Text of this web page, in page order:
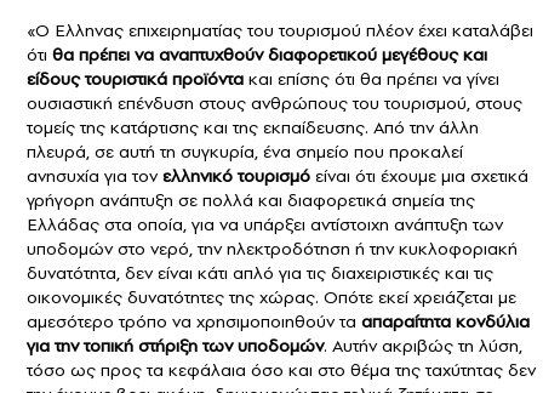
«Ο Ελληνας επιχειρηματίας του τουρισμού πλέον έχει καταλάβει
ότι θα πρέπει να αναπτυχθούν διαφορετικού μεγέθους και
είδους τουριστικά προϊόντα και επίσης ότι θα πρέπει να γίνει
ουσιαστική επένδυση στους ανθρώπους του τουρισμού, στους
τομείς της κατάρτισης και της εκπαίδευσης. Από την άλλη
πλευρά, σε αυτή τη συγκυρία, ένα σημείο που προκαλεί
ανησυχία για τονελληνικό τουρισμό είναι ότι έχουμε μια σχετικά
γρήγορη ανάπτυξη σε πολλά και διαφορετικά σημεία της
Ελλάδας στα οποία, για να υπάρξει αντίστοιχη ανάπτυξη των
υποδομών στο νερό, την ηλεκτροδότηση ή την κυκλοφοριακή
δυνατότητα, δεν είναι κάτι απλό για τις διαχειριστικές και τις
οικονομικές δυνατότητες της χώρας. Οπότε εκεί χρειάζεται με
αμεσότερο τρόπο να χρησιμοποιηθούν τα απαραίτητα κονδύλια
για την τοπική στήριξη των υποδομών. Αυτήν ακριβώς τη λύση,
τόσο ως προς τα κεφάλαια όσο και στο θέμα της ταχύτητας δεν